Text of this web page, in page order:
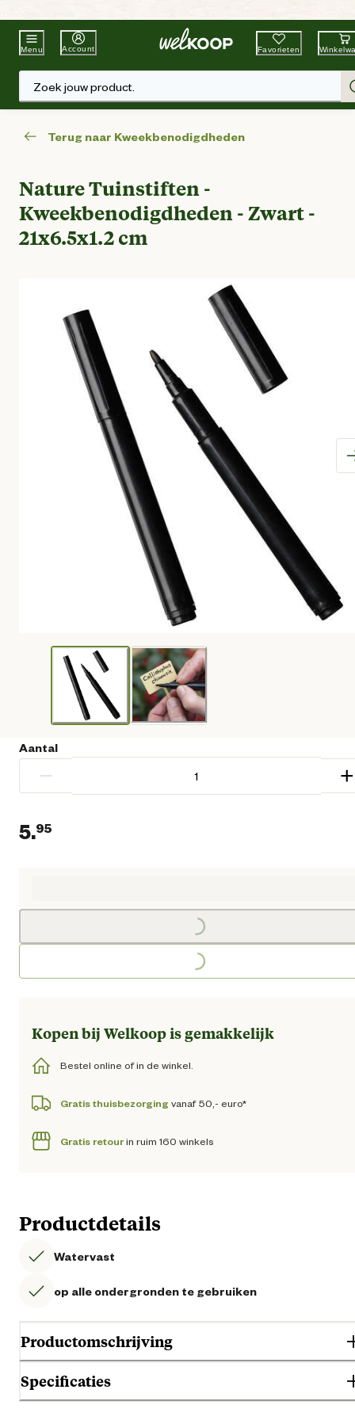
Beste WinkelketenTuin & Dier
Menu Account Favorieten
Zoek jouw product.
Terug naar Kweekbenodigdheden
Nature Tuinstiften -
Kweekbenodigdheden - Zwart -
21x6.5x1.2 cm
Aantal
− +
5.95
Loading...
Loading...
Kopen bij Welkoop is gemakkelijk
Bestel online of in de winkel.
Gratis thuisbezorging vanaf 50,- euro*
Gratis retourin ruim 160 winkels
Productdetails
Watervast
op alle ondergronden te gebruiken
Productomschrijving
Specificaties